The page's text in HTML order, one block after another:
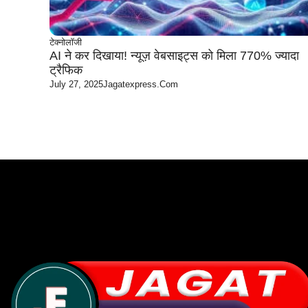
टेक्नोलॉजी
AI ने कर दिखाया! न्यूज़ वेबसाइट्स को मिला 770% ज्यादा
ट्रैफिक
July 27, 2025Jagatexpress.com